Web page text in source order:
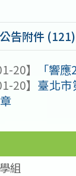
組
公告附件 (121)
20】
「響
20】 臺北